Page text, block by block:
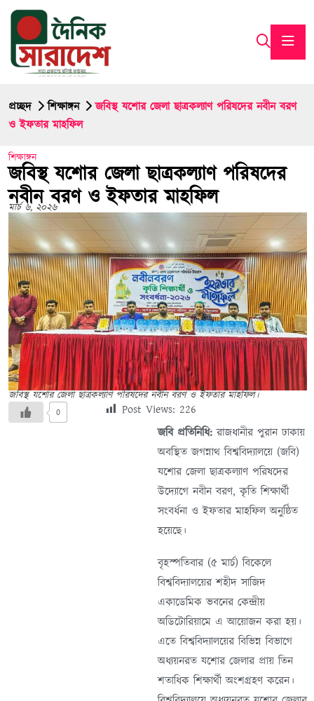
প্রচ্ছদ শিক্ষাঙ্গন
জবিস্থ যশোর জেলা ছাত্রকল্যাণ পরিষদের নবীন বরণ
ও ইফতার মাহফিল
শিক্ষাঙ্গন
জবিস্থ যশোর জেলা ছাত্রকল্যাণ পরিষদের
নবীন বরণ ও ইফতার মাহফিল
মার্চ ৬, ২০২৬
জবিস্থ যশোর জেলা ছাত্রকল্যাণ পরিষদের নবীন বরণ ও ইফতার মাহফিল।
0 Post Views: 226
জবি প্রতিনিধি:রাজধানীর পুরান ঢাকায়
অবস্থিত জগন্নাথ বিশ্ববিদ্যালয়ে (জবি)
যশোর জেলা ছাত্রকল্যাণ পরিষদের
উদ্যোগে নবীন বরণ, কৃতি শিক্ষার্থী
সংবর্ধনা ও ইফতার মাহফিল অনুষ্ঠিত
হয়েছে।
বৃহস্পতিবার (৫ মার্চ) বিকেলে
বিশ্ববিদ্যালয়ের শহীদ সাজিদ
একাডেমিক ভবনের কেন্দ্রীয়
অডিটোরিয়ামে এ আয়োজন করা হয়।
এতে বিশ্ববিদ্যালয়ের বিভিন্ন বিভাগে
অধ্যয়নরত যশোর জেলার প্রায় তিন
শতাধিক শিক্ষার্থী অংশগ্রহণ করেন।